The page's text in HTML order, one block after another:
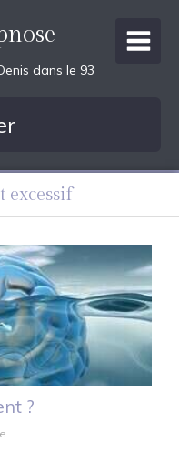
dans le 93
excessif
?